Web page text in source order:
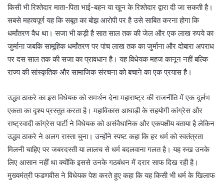
किसी भी रिश्तेदार माता-पिता भाई-बहन या खून के रिश्तेदार द्वारा दी जा सकती है।
सबसे महत्वपूर्ण यह कि सबूत का बोझ आरोपी पर है उसे साबित करना होगा कि
धर्मांतरण वैध था। सजा भी कड़ी है सात साल तक की जेल और एक लाख रुपये का
जुर्माना जबकि सामूहिक धर्मांतरण पर पांच लाख तक का जुर्माना और दोबारा अपराध
पर दस साल तक की सजा का प्रावधान है। यह विधेयक महज कानून नहीं बल्कि
राज्य की सांस्कृतिक और सामाजिक संरचना को बचाने का एक प्रयास है।
उद्धव ठाकरे का इस विधेयक को समर्थन देना महाराष्ट्र की राजनीति में एक दुर्लभ
एकता का दृश्य प्रस्तुत करता है। महाविकास आघाड़ी के सहयोगी कांग्रेस और
राष्ट्रवादी कांग्रेस पार्टी ने विधेयक को असंवैधानिक और एकपक्षीय बताया है लेकिन
उद्धव ठाकरे ने अलग रास्ता चुना। उन्होंने स्पष्ट कहा कि हर धर्म को स्वतंत्रता
मिलनी चाहिए पर जबरदस्ती या लालच से धर्म बदलवाना गलत है। यह रुख उनके
लिए आसान नहीं था क्योंकि इससे उनके गठबंधन में दरार साफ दिख रही है।
मुख्यमंत्री फडणवीस ने विधेयक पेश करते हुए कहा कि यह किसी भी धर्म के खिलाफ